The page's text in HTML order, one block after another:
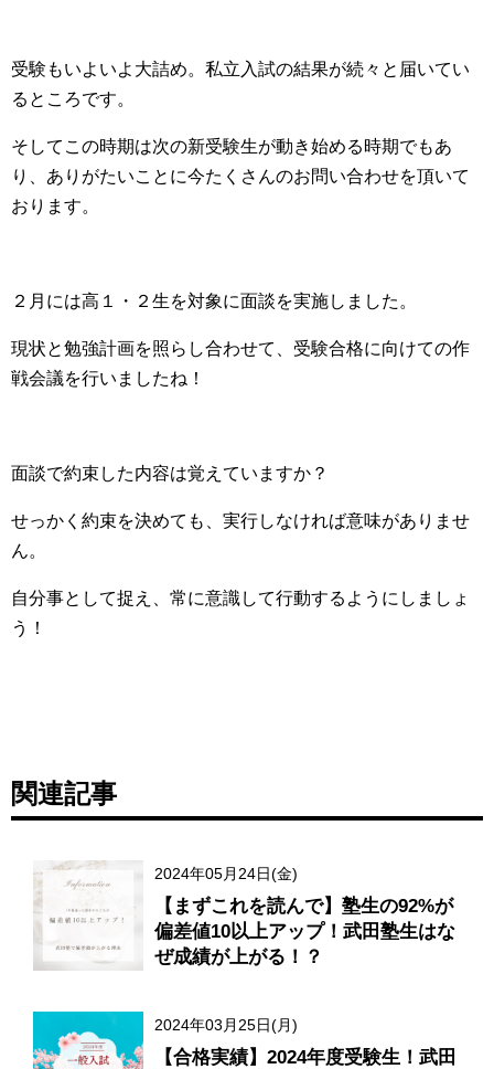
受験もいよいよ大詰め。私立入試の結果が続々と届いてい
るところです。
そしてこの時期は次の新受験生が動き始める時期でもあ
り、ありがたいことに今たくさんのお問い合わせを頂いて
おります。
２月には高１・２生を対象に面談を実施しました。
現状と勉強計画を照らし合わせて、受験合格に向けての作
戦会議を行いましたね！
面談で約束した内容は覚えていますか？
せっかく約束を決めても、実行しなければ意味がありませ
ん。
自分事として捉え、常に意識して行動するようにしましょ
う！
関連記事
2024年05月24日(金)
【まずこれを読んで】塾生の92%が
偏差値10以上アップ！武田塾生はな
ぜ成績が上がる！？
2024年03月25日(月)
【合格実績】2024年度受験生！武田